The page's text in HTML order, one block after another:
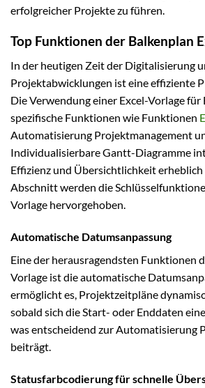
erfolgreicher Projekte zu führen.
Top Funktionen der Balkenplan
In der heutigen Zeit der Digitalisierung
Projektabwicklungen ist eine effiziente
Die Verwendung einer Excel-Vorlage für
spezifische Funktionen wie Funktionen
Automatisierung Projektmanagement
Individualisierbare Gantt-Diagramme
Effizienz und Übersichtlichkeit erheblich
Abschnitt werden die
Vorlage hervorgehoben.
Automatische Datumsanpassung
Eine der herausragendsten Funktionen
Vorlage ist die automatische
ermöglicht es, Projektzeitpläne
sobald sich die Start- oder Enddaten
was entscheidend zur Automatisierung
beiträgt.
Statusfarbcodierung für schnelle